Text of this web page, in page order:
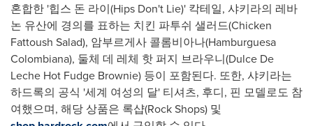
혼합한 '힙스 돈 라이(Hips Don't Lie)' 칵테일, 샤키라의 레바
논 유산에 경의를 표하는 치킨 파투쉬 샐러드(Chicken
Fattoush Salad), 암부르게사 콜롬비아나(Hamburguesa
Colombiana), 둘체 데 레체 핫 퍼지 브라우니(Dulce De
Leche Hot Fudge Brownie) 등이 포함된다. 또한, 샤키라는
하드록의 공식 '세계 여성의 달' 티셔츠, 후디, 핀 모델로도 참
여했으며, 해당 상품은 록샵(Rock Shops) 및